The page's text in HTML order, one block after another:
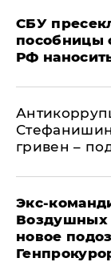
СБУ
пособницы
РФ
гривен –
Экс-
Воздушных
новое